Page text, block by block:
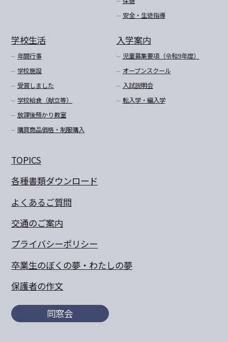
安全・生徒指導
学校生活
年間行事
学校施設
受賞しました
学校給食（献立等）
放課後預かり教室
購買商品価格・制服購入
入学案内
児童募集要項（令和9年度）
オープンスクール
入試説明会
転入学・編入学
TOPICS
各種書類ダウンロード
よくあるご質問
交通のご案内
プライバシーポリシー
卒業生のぼくの夢・わたしの夢
保護者の作文
同窓会